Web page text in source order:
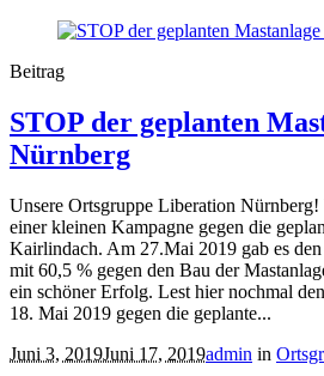
Beitrag
STOP der geplanten
Nürnberg
Unsere Ortsgruppe Liberation
einer kleinen Kampagne gegen die
Kairlindach. Am 27.Mai 2019 gab es
mit 60,5 % gegen den Bau der
ein schöner Erfolg. Lest hier nochmal
18. Mai 2019 gegen die geplante...
Juni 3, 2019Juni 17, 2019admin in